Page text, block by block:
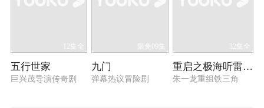
12集全
五行世家
巨兴茂导演传奇剧
限免09集
九门
弹幕热议冒险剧
32集全
重启之极海听雷 第一季
朱一龙重组铁三角